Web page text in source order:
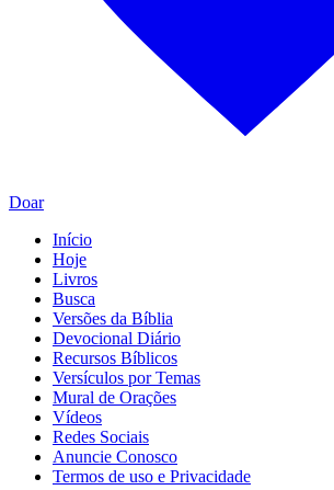
Doar
Início
Hoje
Livros
Busca
Versões da Bíblia
Devocional Diário
Recursos Bíblicos
Versículos por Temas
Mural de Orações
Vídeos
Redes Sociais
Anuncie Conosco
Termos de uso e Privacidade